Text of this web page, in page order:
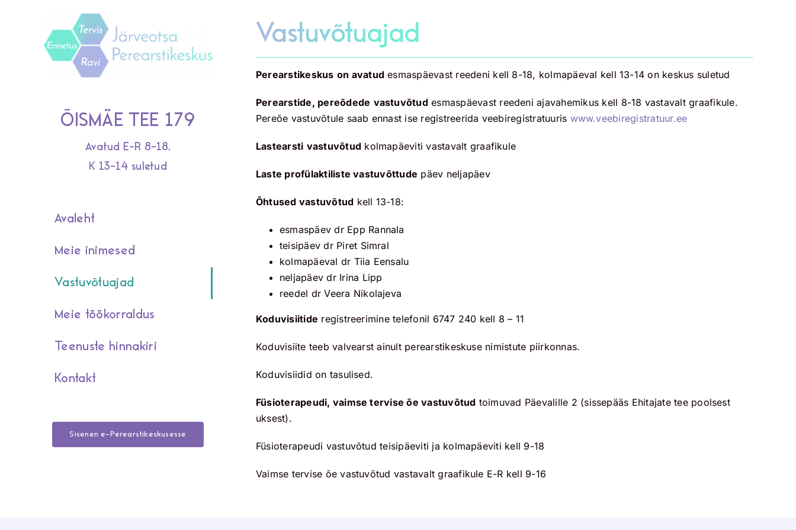
Vastuvõtuajad
Perearstikeskus on avatud esmaspäevast reedeni kell 8-18, kolmapäeval kell 13-14 on keskus suletud
Perearstide, pereõdede vastuvõtud esmaspäevast reedeni ajavahemikus kell 8-18 vastavalt graafikule.
Pereõe vastuvõtule saab ennast ise registreerida veebiregistratuuris www.veebiregistratuur.ee
Lastearsti vastuvõtud kolmapäeviti vastavalt graafikule
Laste profülaktiliste vastuvõttude päev neljapäev
Õhtused vastuvõtud kell 13-18:
esmaspäev dr Epp Rannala
teisipäev dr Piret Simral
kolmapäeval dr Tiia Eensalu
neljapäev dr Irina Lipp
reedel dr Veera Nikolajeva
Koduvisiitide registreerimine telefonil 6747 240 kell 8 – 11
Koduvisiite teeb valvearst ainult perearstikeskuse nimistute piirkonnas.
Koduvisiidid on tasulised.
Füsioterapeudi, vaimse tervise õe vastuvõtud toimuvad Päevalille 2 (sissepääs Ehitajate tee poolsest
uksest).
Füsioterapeudi vastuvõtud teisipäeviti ja kolmapäeviti kell 9-18
Vaimse tervise õe vastuvõtud vastavalt graafikule E-R kell 9-16
ÕISMÄE TEE 179
Avatud E-R 8-18,
K 13-14 suletud
Avaleht
Meie inimesed
Vastuvõtuajad
Meie töökorraldus
Teenuste hinnakiri
Kontakt
Sisenen e-Perearstikeskusesse